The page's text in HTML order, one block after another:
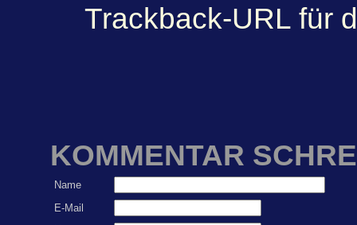
Trackback-URL für
KOMMENTAR
Name
E-Mail